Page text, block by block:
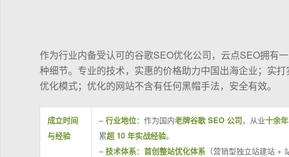
作为行业内备受认可的谷歌SEO优化公司，云点SEO拥有
种细节。专业的技术，实惠的价格助力中国出海企业；实
优化模式；优化的网站不含有任何黑帽手法，安全有效。
成立时间
与经验
–行业地位：作为国内老牌谷歌 SEO 公司，从业十余年
累超 10 年实战经验。
–技术体系： 首创整站优化体系 （营销型独立站建站 +